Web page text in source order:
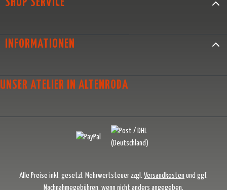
SHOP SERVICE
INFORMATIONEN
UNSER ATELIER IN ALTENRODA
Alle Preise inkl. gesetzl. Mehrwertsteuer zzgl. Versandkosten und ggf.
Nachnahmegebühren, wenn nicht anders angegeben.